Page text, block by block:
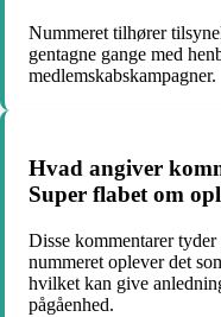
Nummeret tilhører
gentagne gange med
medlemskabskampagner.
Hvad angiver
Super flabet om
Disse kommentarer
nummeret oplever det
hvilket kan give
pågåenhed.